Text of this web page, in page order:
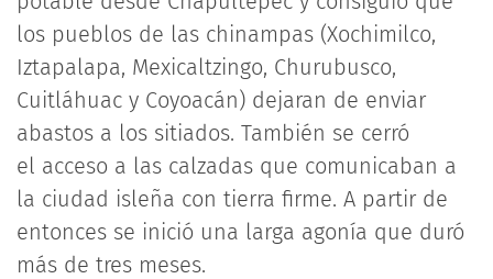
los pueblos de las chinampas (Xochimilco,
Iztapalapa, Mexicaltzingo, Churubusco,
Cuitláhuac y Coyoacán) dejaran de enviar
abastos a los sitiados. También se cerró
el acceso a las calzadas que comunicaban a
la ciudad isleña con tierra firme. A partir de
entonces se inició una larga agonía que duró
más de tres meses.